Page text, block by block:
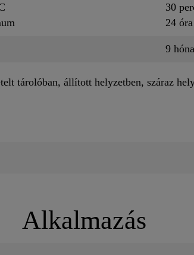
30
24 óra
9
tárolóban, állított helyzetben, száraz
Alkalmazás